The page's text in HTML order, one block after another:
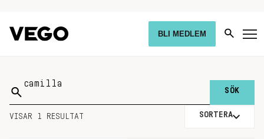
BLI MEDLEM
Sök
på:
VISAR 1 RESULTAT SORTERA